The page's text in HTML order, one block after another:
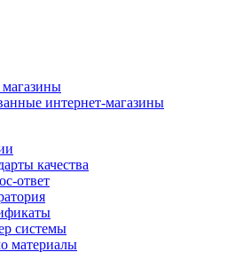
интернет-магазины
качества
ответ
системы
материалы